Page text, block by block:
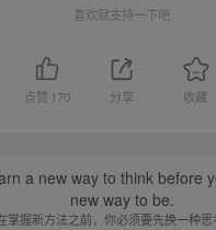
喜欢就支持一下吧
点赞 170 分享 收藏
a new way to think before
new way to be.
掌握新方法之前，你必须要先换一种思